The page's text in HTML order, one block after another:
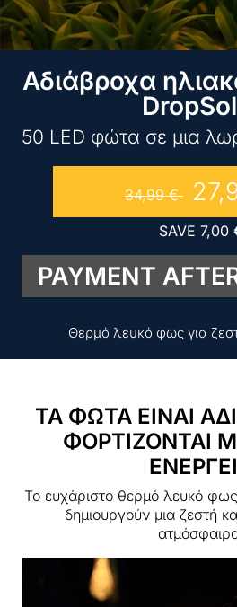
Αδιάβροχα
50 LED φώτα σε μια
34,99€
SAVE 7,00
PAYMENT
Θερμό λευκό φως για
ΤΑ ΦΩΤΑ ΕΙΝΑΙ
ΦΟΡΤΙΖΟΝΤΑΙ
Το ευχάριστο θερμό λευκό
δημιουργούν μια ζεστή